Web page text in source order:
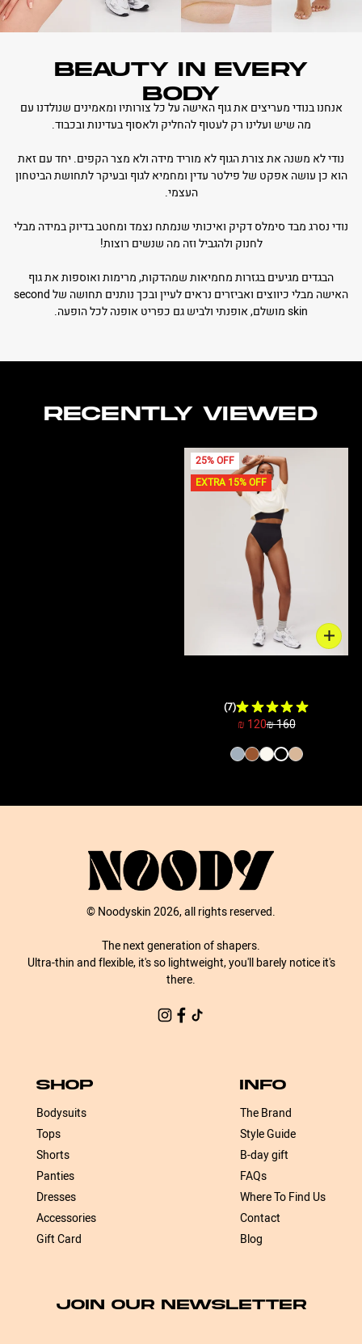
BEAUTY IN EVERY
BODY
אנחנו בנודי מעריצים את גוף האישה על כל צורותיו ומאמינים שנולדנו עם
מה שיש ועלינו רק לעטוף להחליק ולאסוף בעדינות ובכבוד.
נודי לא משנה את צורת הגוף לא מוריד מידה ולא מצר הקפים. יחד עם זאת
הוא כן עושה אפקט של פילטר עדין ומחמיא לגוף ובעיקר לתחושת הביטחון
העצמי.
נודי נסרג מבד סימלס דקיק ואיכותי שנמתח נצמד ומחטב בדיוק במידה מבלי
לחנוק ולהגביל וזה מה שנשים רוצות!
הבגדים מגיעים בגזרות מחמיאות שמהדקות, מרימות ואוספות את גוף
האישה מבלי כיווצים ואביזרים נראים לעיין ובכך נותנים תחושה של second
skin מושלם, אופנתי ולביש גם כפריט אופנה לכל הופעה.
RECENTLY VIEWED
25% OFF
EXTRA 15% OFF
(7)
160 ₪
120 ₪
© Noodyskin 2026, all rights reserved.
The next generation of shapers.
Ultra-thin and flexible, it's so lightweight, you'll barely notice it's
there.
SHOP
Bodysuits
Tops
Shorts
Panties
Dresses
Accessories
Gift Card
INFO
The Brand
Style Guide
B-day gift
FAQs
Where To Find Us
Contact
Blog
JOIN OUR NEWSLETTER